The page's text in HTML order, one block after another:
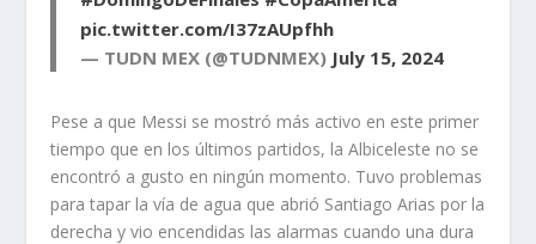
pic.twitter.com/I37zAUpfhh
— TUDN MEX (@TUDNMEX) July 15, 2024
Pese a que Messi se mostró más activo en este primer
tiempo que en los últimos partidos, la Albiceleste no se
encontró a gusto en ningún momento. Tuvo problemas
para tapar la vía de agua que abrió Santiago Arias por la
derecha y vio encendidas las alarmas cuando una dura